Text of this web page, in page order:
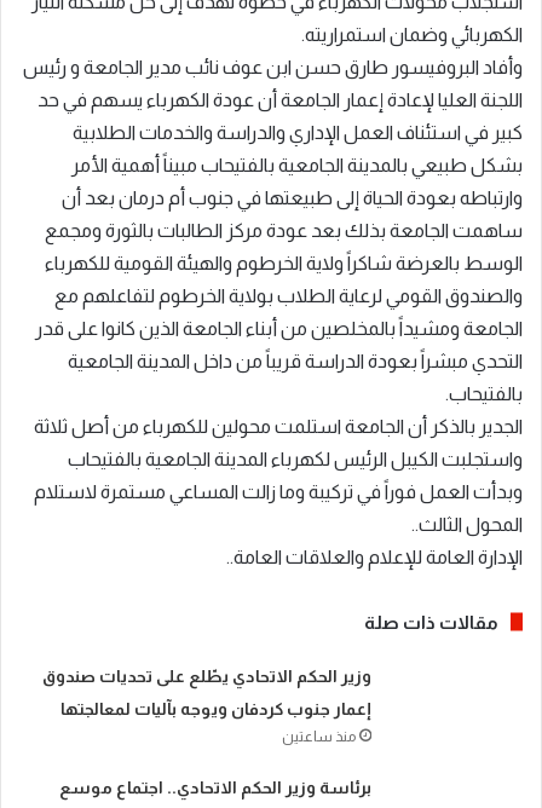
الكهربائي وضمان استمراريته.
وأفاد البروفيسور طارق حسن ابن عوف نائب مدير الجامعة و رئيس
اللجنة العليا لإعادة إعمار الجامعة أن عودة الكهرباء يسهم في حد
كبير في استئناف العمل الإداري والدراسة والخدمات الطلابية
بشكل طبيعي بالمدينة الجامعية بالفتيحاب مبيناً أهمية الأمر
وارتباطه بعودة الحياة إلى طبيعتها في جنوب أم درمان بعد أن
ساهمت الجامعة بذلك بعد عودة مركز الطالبات بالثورة ومجمع
الوسط بالعرضة شاكراً ولاية الخرطوم والهيئة القومية للكهرباء
والصندوق القومي لرعاية الطلاب بولاية الخرطوم لتفاعلهم مع
الجامعة ومشيداً بالمخلصين من أبناء الجامعة الذين كانوا على قدر
التحدي مبشراً بعودة الدراسة قريباً من داخل المدينة الجامعية
بالفتيحاب.
الجدير بالذكر أن الجامعة استلمت محولين للكهرباء من أصل ثلاثة
واستجلبت الكيبل الرئيس لكهرباء المدينة الجامعية بالفتيحاب
وبدأت العمل فوراً في تركيبة وما زالت المساعي مستمرة لاستلام
المحول الثالث..
الإدارة العامة للإعلام والعلاقات العامة..
مقالات ذات صلة
​وزير الحكم الاتحادي يطّلع على تحديات صندوق
إعمار جنوب كردفان ويوجه بآليات لمعالجتها
منذ ساعتين
​برئاسة وزير الحكم الاتحادي.. اجتماع موسع